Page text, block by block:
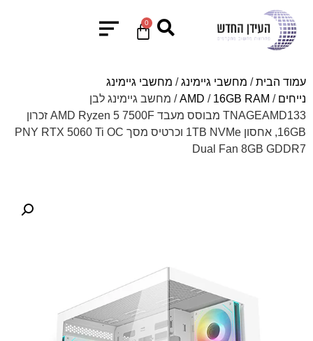
0
עמוד הבית/ מחשבי גיימינג/ מחשבי גיימינג
נייחים /
AMD / 16GB RAM
/ מחשב גיימינג לבן
TNAGEAMD133 מבוסס מעבד AMD Ryzen 5 7500F זכרון
16GB, אחסון 1TB NVMe וכרטיס מסך PNY RTX 5060 Ti OC
Dual Fan 8GB GDDR7